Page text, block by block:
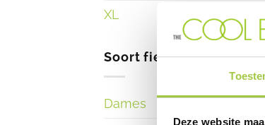
Deze website
XL
Soort fiets
Dames